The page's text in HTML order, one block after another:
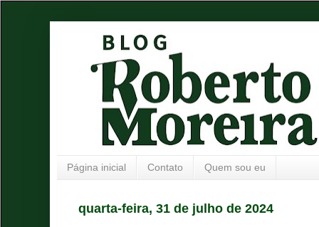
Página inicial Contato Quem sou eu
quarta-feira, 31 de julho de 2024